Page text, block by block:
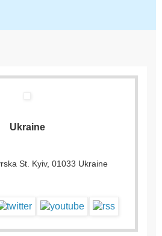
Ukraine
St. Kyiv, 01033 Ukraine